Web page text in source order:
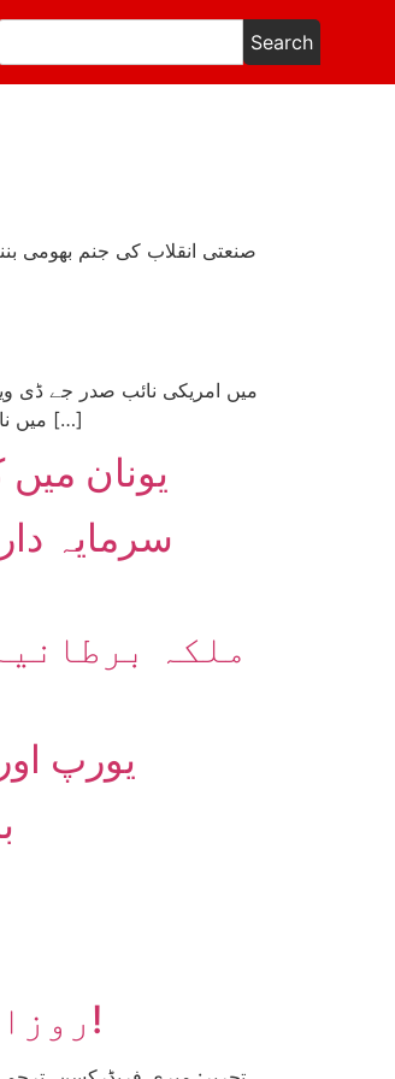
Search
صنعتی انقلاب کی جنم بھومی
میں نائب صدر نے یورپ کو واضح کر دیا تھا کہ امریکہ کے ساتھ دہائیوں پرانا تعلق اب ختم ہو چکا ہے۔ اس وقت سے یورپی قائدین ایک سربراہی […]
یونان
سرمایہ
ملکہ
یورپ
روزا لکسمبرگ اور کارل لیبنیخت: دیکھ قائم رہے اس گواہی پہ ہم!